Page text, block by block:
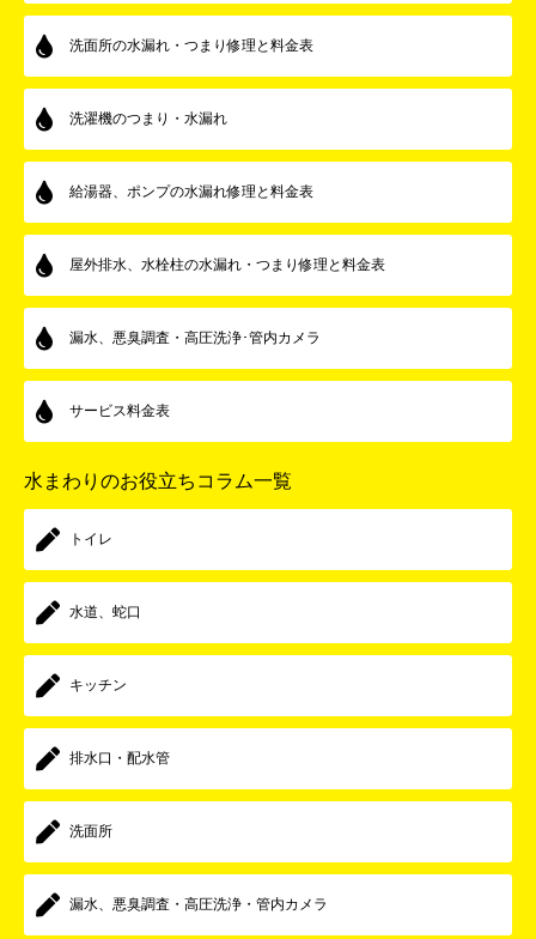
洗面所の水漏れ・つまり修理と料金表
洗濯機のつまり・水漏れ
給湯器、ポンプの水漏れ修理と料金表
屋外排水、水栓柱の水漏れ・つまり修理と料金表
漏水、悪臭調査・高圧洗浄･管内カメラ
サービス料金表
水まわりのお役立ちコラム一覧
トイレ
水道、蛇口
キッチン
排水口・配水管
洗面所
漏水、悪臭調査・高圧洗浄・管内カメラ